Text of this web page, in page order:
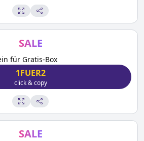
SALE
für Gratis-Box
1FUER2
click & copy
SALE